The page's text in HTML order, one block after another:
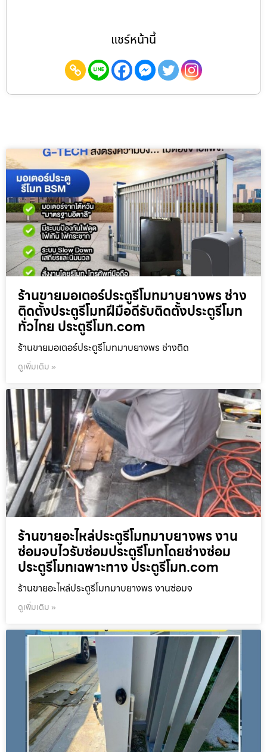
แชร์หน้านี้
ร้านขายมอเตอร์ประตูรีโมทมาบยางพร ช่าง
ติดตั้งประตูรีโมทฝีมือดีรับติดตั้งประตูรีโมท
ทั่วไทย ประตูรีโมท.com
ร้านขายมอเตอร์ประตูรีโมทมาบยางพร ช่างติด
ดูเพิ่มเติม »
ร้านขายอะไหล่ประตูรีโมทมาบยางพร งาน
ซ่อมจบไวรับซ่อมประตูรีโมทโดยช่างซ่อม
ประตูรีโมทเฉพาะทาง ประตูรีโมท.com
ร้านขายอะไหล่ประตูรีโมทมาบยางพร งานซ่อมจ
ดูเพิ่มเติม »